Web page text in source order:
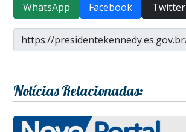
WhatsApp Facebook Twitter
Notícias Relacionadas: